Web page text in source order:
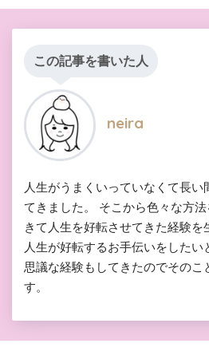
この記事を書いた人
neira
人生がうまくいっていなくて長い
てきました。 そこから色々な方
きて人生を好転させてきた経験を
人生が好転するお手伝いをしたい
思議な経験もしてきたのでそのこ
す。